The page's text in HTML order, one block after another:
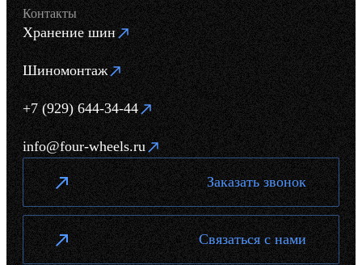
Контакты
Хранение шин
Шиномонтаж
+7 (929) 644-34-44
info@four-wheels.ru
Заказать звонок
Связаться с нами